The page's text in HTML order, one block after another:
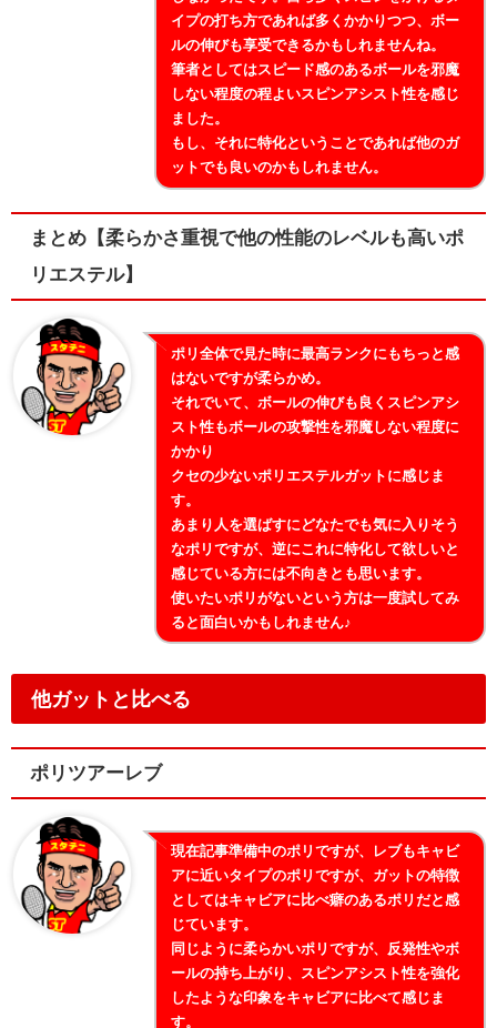
イプの打ち方であれば多くかかりつつ、ボー
ルの伸びも享受できるかもしれませんね。
筆者としてはスピード感のあるボールを邪魔
しない程度の程よいスピンアシスト性を感じ
ました。
もし、それに特化ということであれば他のガ
ットでも良いのかもしれません。
まとめ【柔らかさ重視で他の性能のレベルも高いポ
リエステル】
ポリ全体で見た時に最高ランクにもちっと感
はないですが柔らかめ。
それでいて、ボールの伸びも良くスピンアシ
スト性もボールの攻撃性を邪魔しない程度に
かかり
クセの少ないポリエステルガットに感じま
す。
あまり人を選ばすにどなたでも気に入りそう
なポリですが、逆にこれに特化して欲しいと
感じている方には不向きとも思います。
使いたいポリがないという方は一度試してみ
ると面白いかもしれません♪
他ガットと比べる
ポリツアーレブ
現在記事準備中のポリですが、レブもキャビ
アに近いタイプのポリですが、ガットの特徴
としてはキャビアに比べ癖のあるポリだと感
じています。
同じように柔らかいポリですが、反発性やボ
ールの持ち上がり、スピンアシスト性を強化
したような印象をキャビアに比べて感じま
す。